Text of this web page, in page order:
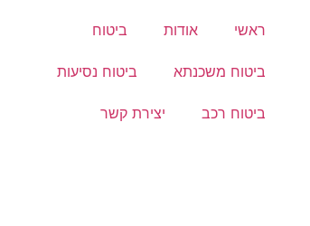
ראשי אודות ביטוח
ביטוח משכנתא ביטוח נסיעות
ביטוח רכב יצירת קשר